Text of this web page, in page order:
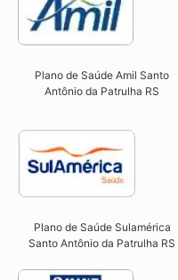
Plano de Saúde Amil Santo
Antônio da Patrulha RS
Plano de Saúde Sulamérica
Santo Antônio da Patrulha RS